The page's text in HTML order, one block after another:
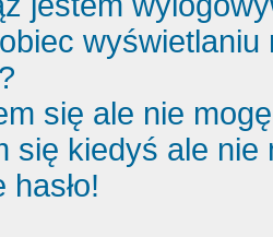
się ale nie
się kiedyś ale
hasło!